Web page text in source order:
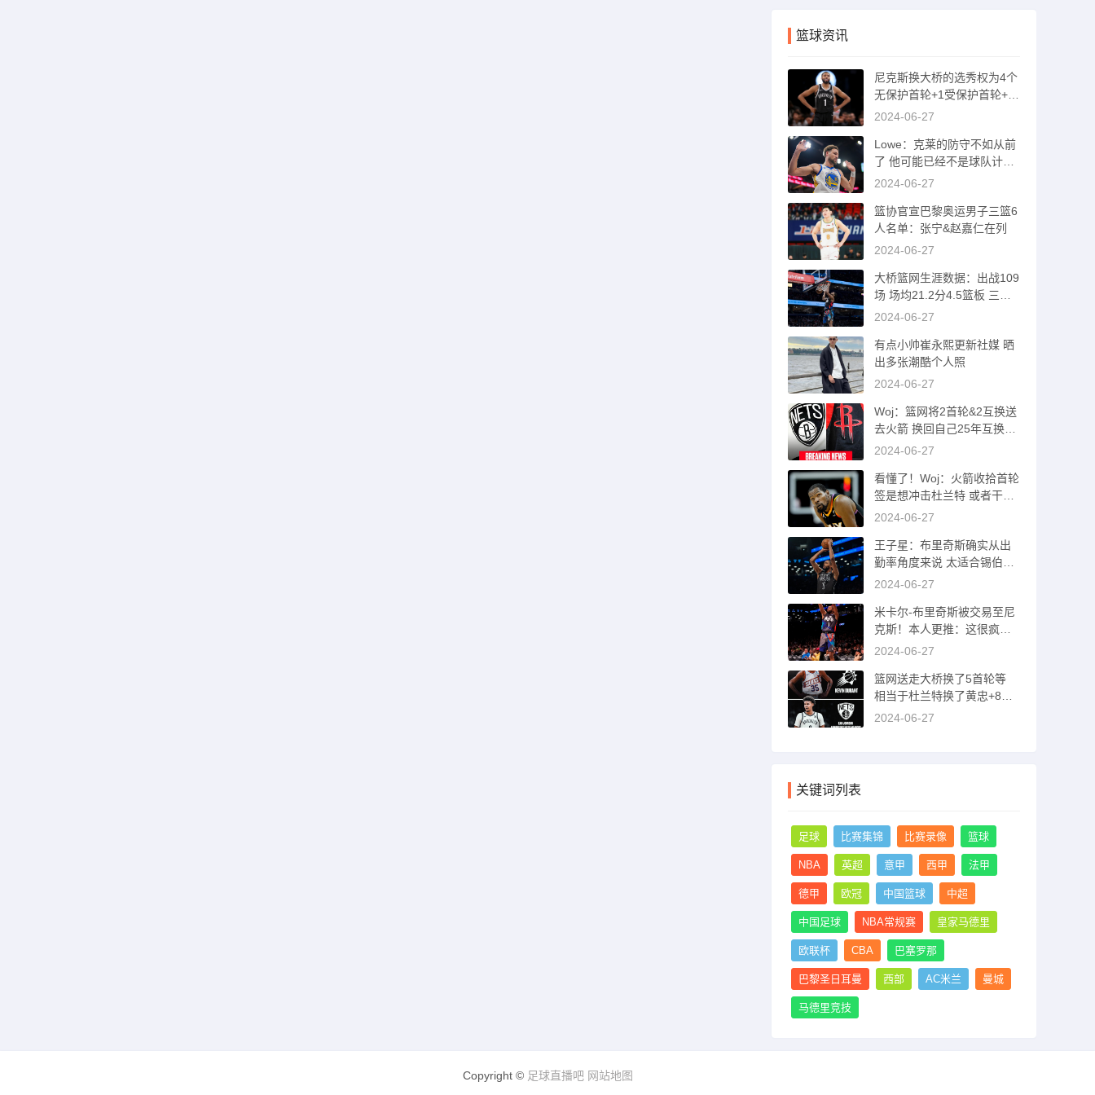
篮球资讯
尼克斯换大桥的选秀权为4个
无保护首轮+1受保护首轮+1
互换+1次轮
2024-06-27
Lowe：克莱的防守不如从前
了 他可能已经不是球队计划
的一部分了
2024-06-27
篮协官宣巴黎奥运男子三篮6
人名单：张宁&赵嘉仁在列
2024-06-27
大桥篮网生涯数据：出战109
场 场均21.2分4.5篮板 三分
命中率37%
2024-06-27
有点小帅崔永熙更新社媒 晒
出多张潮酷个人照
2024-06-27
Woj：篮网将2首轮&2互换送
去火箭 换回自己25年互换和
26首轮
2024-06-27
看懂了！Woj：火箭收拾首轮
签是想冲击杜兰特 或者干一
票大的！
2024-06-27
王子星：布里奇斯确实从出
勤率角度来说 太适合锡伯杜
了吧
2024-06-27
米卡尔-布里奇斯被交易至尼
克斯！本人更推：这很疯狂
哈哈哈
2024-06-27
篮网送走大桥换了5首轮等
相当于杜兰特换了黄忠+8首
轮等资产
2024-06-27
关键词列表
足球 比赛集锦 比赛录像 篮球
NBA 英超 意甲 西甲 法甲
德甲 欧冠 中国篮球 中超
中国足球 NBA常规赛 皇家马德里
欧联杯 CBA 巴塞罗那
巴黎圣日耳曼 西部 AC米兰 曼城
马德里竞技
Copyright © 足球直播吧 网站地图